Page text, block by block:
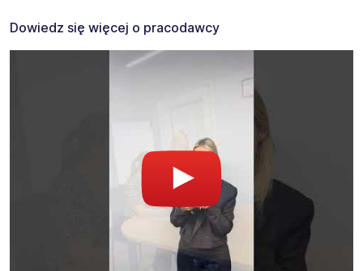
Dowiedz się więcej o pracodawcy